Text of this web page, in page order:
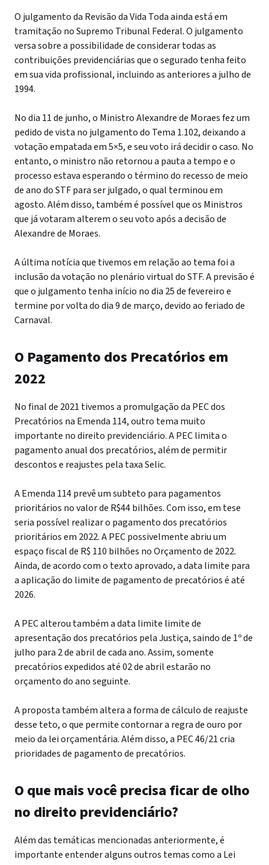
O julgamento da Revisão da Vida Toda ainda está em
tramitação no Supremo Tribunal Federal. O julgamento
versa sobre a possibilidade de considerar todas as
contribuições previdenciárias que o segurado tenha feito
em sua vida profissional, incluindo as anteriores a julho de
1994.
No dia 11 de junho, o Ministro Alexandre de Moraes fez um
pedido de vista no julgamento do Tema 1.102, deixando a
votação empatada em 5×5, e seu voto irá decidir o caso. No
entanto, o ministro não retornou a pauta a tempo e o
processo estava esperando o término do recesso de meio
de ano do STF para ser julgado, o qual terminou em
agosto. Além disso, também é possível que os Ministros
que já votaram alterem o seu voto após a decisão de
Alexandre de Moraes.
A última notícia que tivemos em relação ao tema foi a
inclusão da votação no plenário virtual do STF. A previsão é
que o julgamento tenha início no dia 25 de fevereiro e
termine por volta do dia 9 de março, devido ao feriado de
Carnaval.
O Pagamento dos Precatórios em
2022
No final de 2021 tivemos a promulgação da PEC dos
Precatórios na Emenda 114, outro tema muito
importante no direito previdenciário. A PEC limita o
pagamento anual dos precatórios, além de permitir
descontos e reajustes pela taxa Selic.
A Emenda 114 prevê um subteto para pagamentos
prioritários no valor de R$44 bilhões. Com isso, em tese
seria possível realizar o pagamento dos precatórios
prioritários em 2022. A PEC possivelmente abriu um
espaço fiscal de R$ 110 bilhões no Orçamento de 2022.
Ainda, de acordo com o texto aprovado, a data limite para
a aplicação do limite de pagamento de precatórios é até
2026.
A PEC alterou também a data limite limite de
apresentação dos precatórios pela Justiça, saindo de 1º de
julho para 2 de abril de cada ano. Assim, somente
precatórios expedidos até 02 de abril estarão no
orçamento do ano seguinte.
A proposta também altera a forma de cálculo de reajuste
desse teto, o que permite contornar a regra de ouro por
meio da lei orçamentária. Além disso, a PEC 46/21 cria
prioridades de pagamento de precatórios.
O que mais você precisa ficar de olho
no direito previdenciário?
Além das temáticas mencionadas anteriormente, é
importante entender alguns outros temas como a Lei